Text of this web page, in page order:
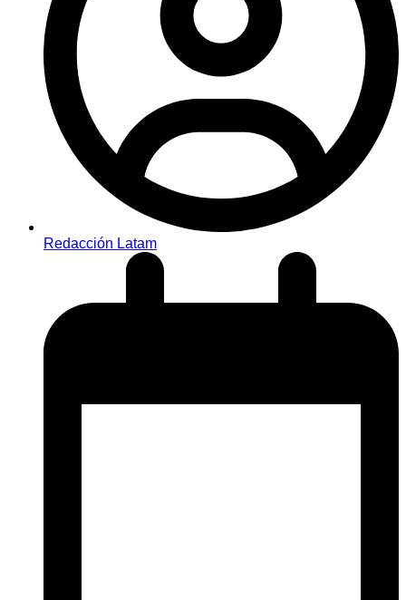
Redacción Latam